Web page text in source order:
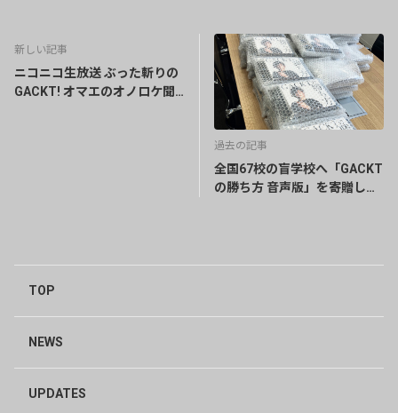
が、GACKTさん風邪早く良くなりますように そして先
週がスペシャルな放送だったので楽しく思い出して余韻に
浸ります😊
0
お知らせ頂き有難うございます。ニコ生放送中止、、、残
念です。早く回復することを願います。。。がくちん兄様
とってもとっても残念ですが…一日も早い復旧を首を長ー
ーーくしてお待ちしています💖💖💖
そして、先週のYOSHIKIさんとの対談アーカイブも観るこ
新しい記事
ニコニコ生放送 ぶった斬りの
GACKT! オマエのオノロケ聞
過去の記事
全国67校の盲学校へ「GACKT
の勝ち方 音声版」を寄贈しま
TOP
NEWS
UPDATES